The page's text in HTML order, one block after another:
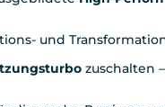
und
zuschalten –